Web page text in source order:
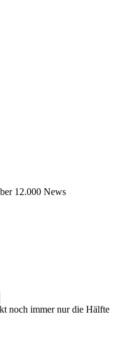
12.000 News
noch immer nur die Hälfte